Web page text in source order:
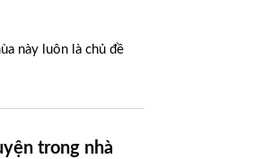
này luôn là chủ đề
trong nhà